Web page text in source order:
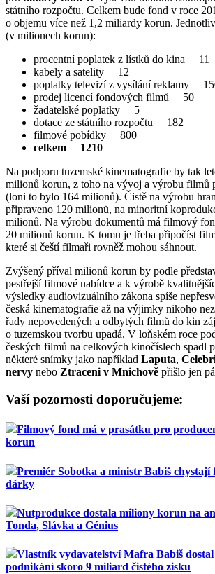
státního rozpočtu. Celkem bude fond v roce
o objemu více než 1,2 miliardy korun.
(v milionech korun):
procentní poplatek z lístků do kina 11
kabely a satelity 12
poplatky televizí z vysílání reklamy
prodej licencí fondových filmů 50
žadatelské poplatky 5
dotace ze státního rozpočtu 182
filmové pobídky 800
celkem 1210
Na podporu tuzemské kinematografie by tak
milionů korun, z toho na vývoj a výrobu filmů
(loni to bylo 164 milionů). Čistě na výrobu
připraveno 120 milionů, na minoritní
milionů. Na výrobu dokumentů má filmový
20 milionů korun. K tomu je třeba připočíst
které si čeští filmaři rovněž mohou sáhnout.
Zvýšený příval milionů korun by podle
pestřejší filmové nabídce a k výrobě
výsledky audiovizuálního zákona spíše
česká kinematografie až na výjimky nikoho
řady nepovedených a odbytých filmů do kin
o tuzemskou tvorbu upadá. V loňském roce
českých filmů na celkových kinočíslech spadl
některé snímky jako například Laputa,
nervy nebo Ztraceni v Mnichově přišlo jen
Vaší pozornosti doporučujeme:
Filmový fond má v prasátku pro
korun
Premiér Sobotka a ministr Babiš
dárky
Nutprodukce dostala miliony korun na
Tonda, Slávka a Génius
Vlastník vydavatelství Mafra Babiš dostal
podnikání skoro 9 miliard čistého zisku